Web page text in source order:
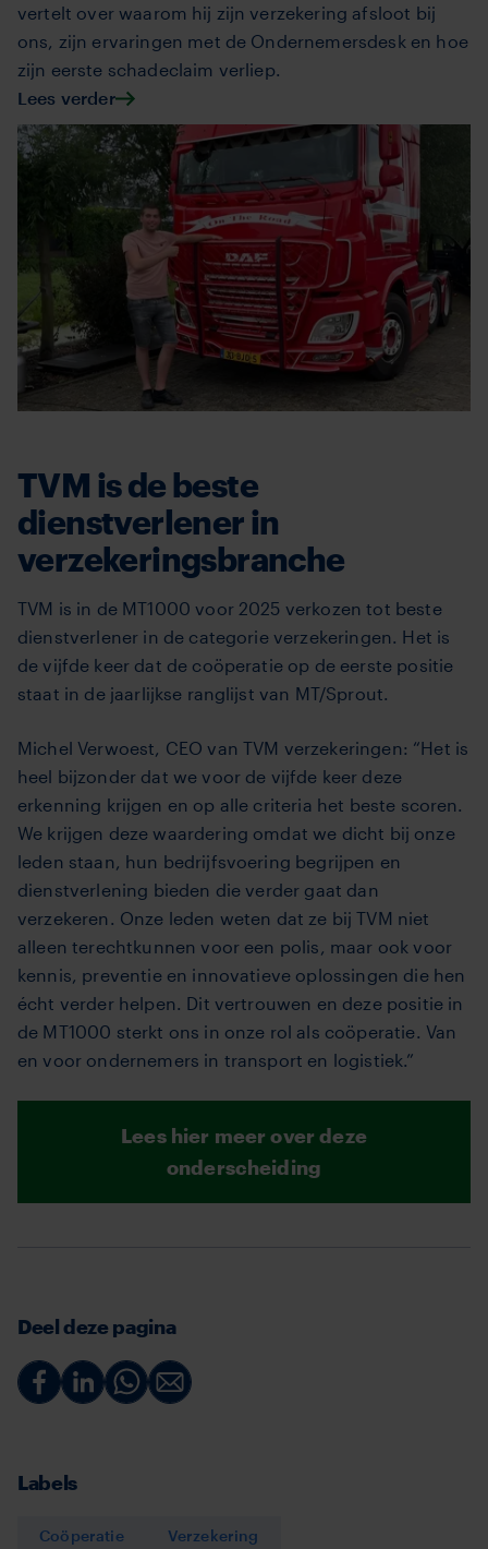
vertelt over waarom hij zijn verzekering afsloot bij
ons, zijn ervaringen met de Ondernemersdesk en hoe
zijn eerste schadeclaim verliep.
Lees verder
TVM is de beste
dienstverlener in
verzekeringsbranche
TVM is in de MT1000 voor 2025 verkozen tot beste
dienstverlener in de categorie verzekeringen. Het is
de vijfde keer dat de coöperatie op de eerste positie
staat in de jaarlijkse ranglijst van MT/Sprout.
Michel Verwoest, CEO van TVM verzekeringen: “Het is
heel bijzonder dat we voor de vijfde keer deze
erkenning krijgen en op alle criteria het beste scoren.
We krijgen deze waardering omdat we dicht bij onze
leden staan, hun bedrijfsvoering begrijpen en
dienstverlening bieden die verder gaat dan
verzekeren. Onze leden weten dat ze bij TVM niet
alleen terechtkunnen voor een polis, maar ook voor
kennis, preventie en innovatieve oplossingen die hen
écht verder helpen. Dit vertrouwen en deze positie in
de MT1000 sterkt ons in onze rol als coöperatie. Van
en voor ondernemers in transport en logistiek.”
Lees hier meer over deze
onderscheiding
Deel deze pagina
Deel Deel Deel Deel
Labels
Coöperatie Verzekering